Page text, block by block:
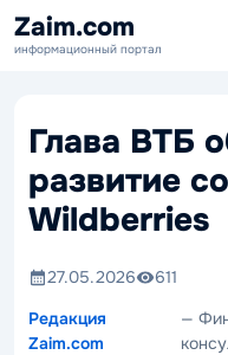
Zaim.com
информационный портал
Глава ВТБ
развитие
Wildberries
27.05.2026
611
Редакция
Zaim.com
—